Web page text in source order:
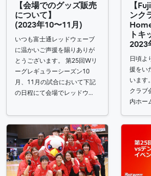
【会場でのグッズ販売
について】
(2023年10〜11月)
いつも富士通レッドウェーブ
に温かいご声援を賜りありが
とうございます。 第25回Wリ
ーグレギュラーシーズン10
月、11月の試合において下記
の日程にて会場でレッドウ…
【
ンク
トキ
2023
日頃よ
援をい
います
クラブ
内ホー